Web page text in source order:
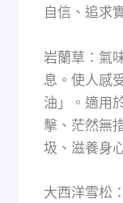
自信、追求
岩蘭草：氣
息。使人感
油」。適用
擊、茫然無
圾、滋養身
大西洋雪松